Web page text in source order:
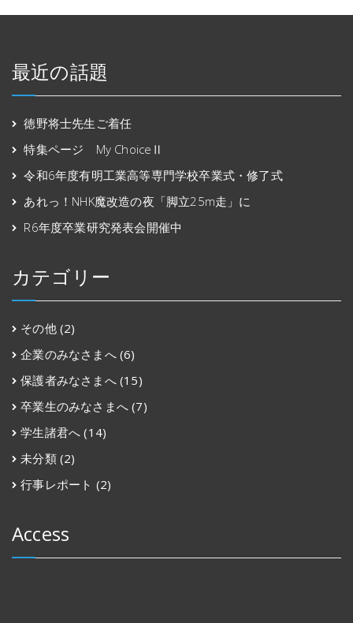
最近の話題
徳野将士先生ご着任
特集ページ My ChoiceⅡ
令和6年度有明工業高等専門学校卒業式・修了式
あれっ！NHK魔改造の夜「脚立25m走」に
R6年度卒業研究発表会開催中
カテゴリー
その他(2)
企業のみなさまへ(6)
保護者みなさまへ(15)
卒業生のみなさまへ (7)
学生諸君へ (14)
未分類(2)
行事レポート (2)
Access